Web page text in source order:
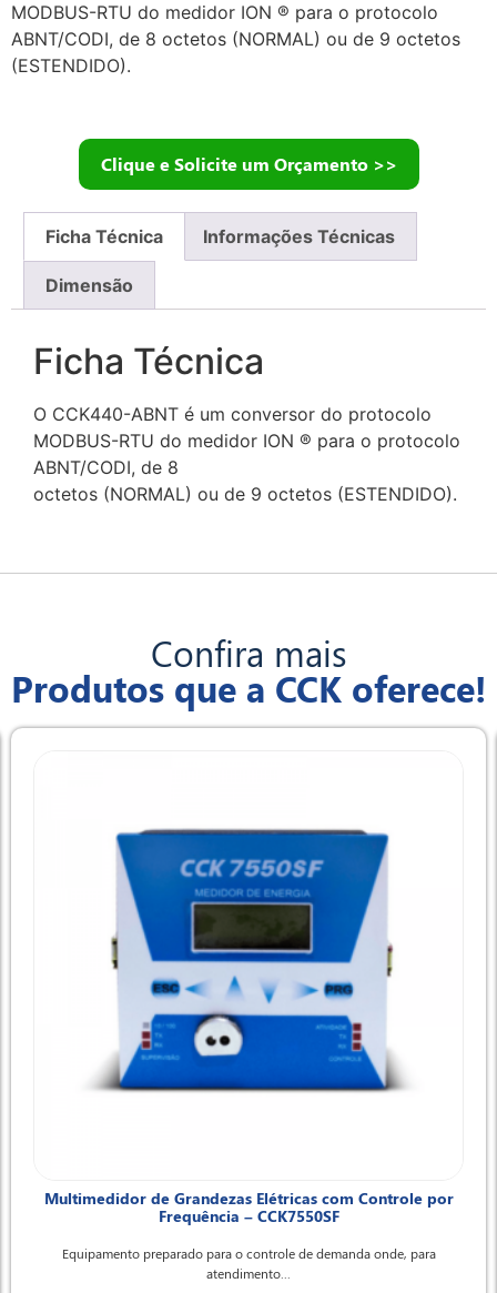
MODBUS-RTU do medidor ION ® para o protocolo
ABNT/CODI, de 8 octetos (NORMAL) ou de 9 octetos
(ESTENDIDO).
Clique e Solicite um Orçamento >>
Ficha Técnica Informações Técnicas
Dimensão
Ficha Técnica
O CCK440-ABNT é um conversor do protocolo
MODBUS-RTU do medidor ION ® para o protocolo
ABNT/CODI, de 8
octetos (NORMAL) ou de 9 octetos (ESTENDIDO).
Confira mais
Produtos que a CCK oferece!
Multimedidor de Grandezas Elétricas com Controle por
Frequência – CCK7550SF
Equipamento preparado para o controle de demanda onde, para
atendimento...